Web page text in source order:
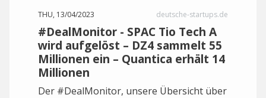
THU, 13/04/2023 deutsche-startups.de
#DealMonitor - SPAC Tio Tech A
wird aufgelöst – DZ4 sammelt 55
Millionen ein – Quantica erhält 14
Millionen
Der #DealMonitor, unsere Übersicht über